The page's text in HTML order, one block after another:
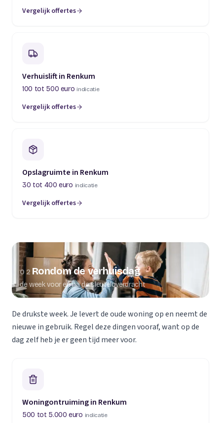
Vergelijk offertes
Verhuislift in Renkum
100 tot 500 euro indicatie
Vergelijk offertes
Opslagruimte in Renkum
30 tot 400 euro indicatie
Vergelijk offertes
02 Rondom de verhuisdag
de week voor en na de sleuteloverdracht
De drukste week. Je levert de oude woning op en neemt de
nieuwe in gebruik. Regel deze dingen vooraf, want op de
dag zelf heb je er geen tijd meer voor.
Woningontruiming in Renkum
500 tot 5.000 euro indicatie